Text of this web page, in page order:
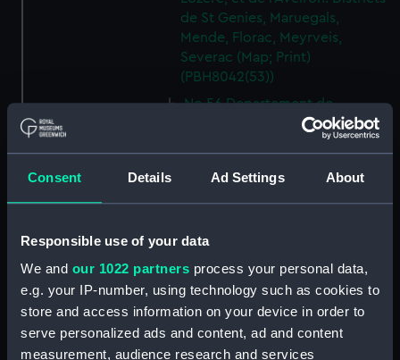
Consent Details Ad Settings About
Responsible use of your data
We and our 1022 partners process your personal data,
e.g. your IP-number, using technology such as cookies to
store and access information on your device in order to
serve personalized ads and content, ad and content
measurement, audience research and services
de St Genies, Maruegals,
Mende, Florac, Meyrveis,
Severac (Map; Print)
(PBH8042(53))
No.56 Departement de
l'Aveiron, et du Gard: Districts
de Milhau, Vigan, St Affrique
No.57 Departement de
(PBH8042(55))
No.58 Departement de l'Aude:
District de Narbonne (Map;
Print) (PBH8042(56))
No.59 Departement de